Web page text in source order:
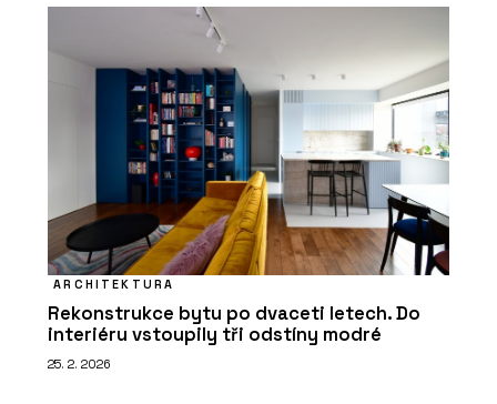
ARCHITEKTURA
Rekonstrukce bytu po dvaceti letech. Do
interiéru vstoupily tři odstíny modré
25. 2. 2026